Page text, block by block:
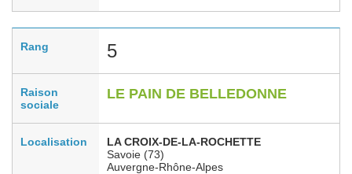
Rang 5
Raison
sociale
LE PAIN DE BELLEDONNE
Localisation
LA CROIX-DE-LA-ROCHETTE
Savoie (73)
Auvergne-Rhône-Alpes